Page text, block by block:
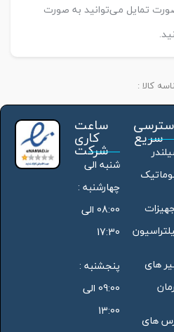
تمایل می‌توانید به صورت
کالا :
سریع
های
های
ساعت
کاری
شرکت
شنبه الی
چهارشنبه :
08:00 الی
17:30
پنجشنبه :
09:00 الی
13:00